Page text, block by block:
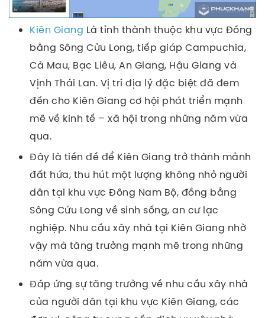
Kiên Giang Là tỉnh thành thuộc khu vực Đồng
bằng Sông Cửu Long, tiếp giáp Campuchia,
Cà Mau, Bạc Liêu, An Giang, Hậu Giang và
Vịnh Thái Lan. Vị trí địa lý đặc biệt đã đem
đến cho Kiên Giang cơ hội phát triển mạnh
mẽ về kinh tế – xã hội trong những năm vừa
qua.
Đây là tiền đề để Kiên Giang trở thành mảnh
đất hứa, thu hút một lượng không nhỏ người
dân tại khu vực Đông Nam Bộ, đồng bằng
Sông Cửu Long về sinh sống, an cư lạc
nghiệp. Nhu cầu xây nhà tại Kiên Giang nhờ
vậy mà tăng trưởng mạnh mẽ trong những
năm vừa qua.
Đáp ứng sự tăng trưởng về nhu cầu xây nhà
của người dân tại khu vực Kiên Giang, các